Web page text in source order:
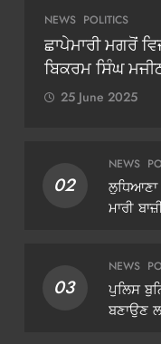
NEWS POLITICS
ਛਾਪੇਮਾਰੀ ਮਗਰੋਂ
ਬਿਕਰਮ ਸਿੰਘ
25 June 2025
02
NEWS
ਮਾਰੀ
03
NEWS
ਪੁਲਿਸ
ਬਣਾਉਣ